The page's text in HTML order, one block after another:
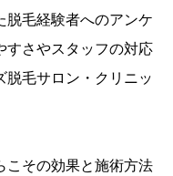
脱毛経験者へのアンケ
すさやスタッフの対応
脱毛サロン・クリニッ
こその効果と施術方法